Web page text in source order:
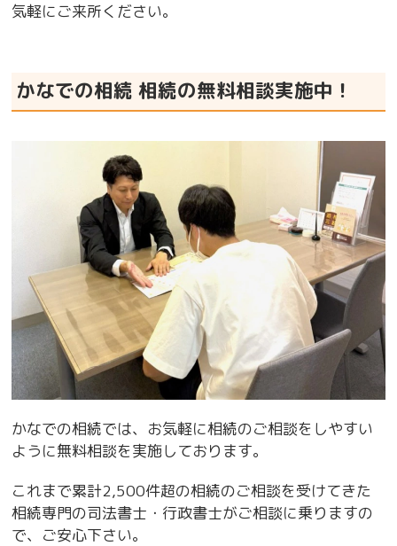
気軽にご来所ください。
かなでの相続 相続の無料相談実施中！
かなでの相続では、お気軽に相続のご相談をしやすい
ように無料相談を実施しております。
これまで累計2,500件超の相続のご相談を受けてきた
相続専門の司法書士・行政書士がご相談に乗りますの
で、ご安心下さい。